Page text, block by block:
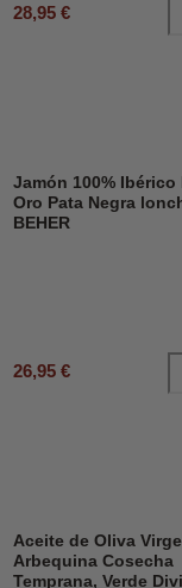
28,95 €
Jamón 100% Ibérico
Oro Pata Negra
BEHER
26,95 €
Aceite de Oliva
Arbequina Cosecha
Temprana, Verde